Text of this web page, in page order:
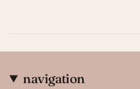
navigation